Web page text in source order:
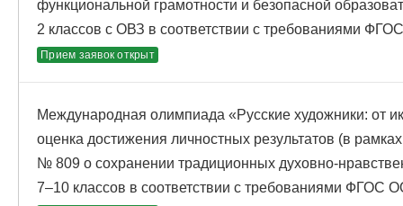
функциональной грамотности и безопасной
2 классов с ОВЗ в соответствии с требованиями
Прием заявок открыт
Международная олимпиада «Русские художники: от
оценка достижения личностных результатов (в
№ 809 о сохранении традиционных духовно-
7–10 классов в соответствии с требованиями